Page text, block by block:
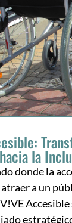
la
donde la
a un
Accesible